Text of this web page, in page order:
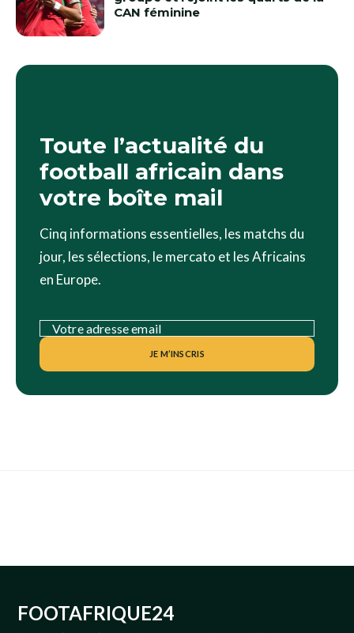
CAN féminine
Toute l’actualité du
football africain dans
votre boîte mail
Cinq informations essentielles, les matchs du
jour, les sélections, le mercato et les Africains
en Europe.
JE M’INSCRIS
FOOTAFRIQUE24